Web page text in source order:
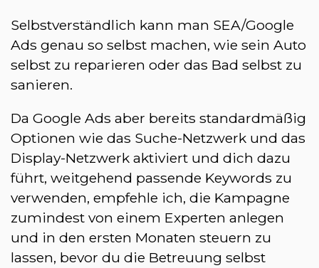
Selbstverständlich kann man SEA/Google
Ads genau so selbst machen, wie sein Auto
selbst zu reparieren oder das Bad selbst zu
sanieren.
Da Google Ads aber bereits standardmäßig
Optionen wie das Suche-Netzwerk und das
Display-Netzwerk aktiviert und dich dazu
führt, weitgehend passende Keywords zu
verwenden, empfehle ich, die Kampagne
zumindest von einem Experten anlegen
und in den ersten Monaten steuern zu
lassen, bevor du die Betreuung selbst